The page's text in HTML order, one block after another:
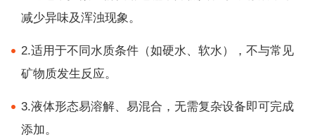
减少异味及浑浊现象。
2.适用于不同水质条件（如硬水、软水），不与常见
矿物质发生反应。
3.液体形态易溶解、易混合，无需复杂设备即可完成
添加。